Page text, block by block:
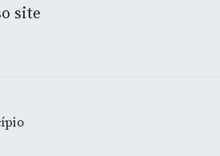
site